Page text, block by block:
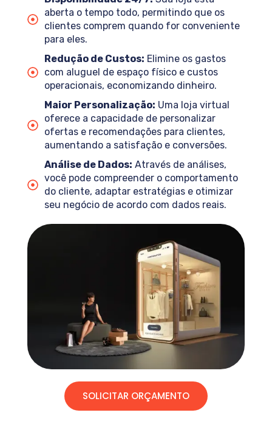
aberta o tempo todo, permitindo que os
clientes comprem quando for conveniente
para eles.
Redução de Custos: Elimine os gastos
com aluguel de espaço físico e custos
operacionais, economizando dinheiro.
Maior Personalização: Uma loja virtual
oferece a capacidade de personalizar
ofertas e recomendações para clientes,
aumentando a satisfação e conversões.
Análise de Dados: Através de análises,
você pode compreender o comportamento
do cliente, adaptar estratégias e otimizar
seu negócio de acordo com dados reais.
SOLICITAR ORÇAMENTO